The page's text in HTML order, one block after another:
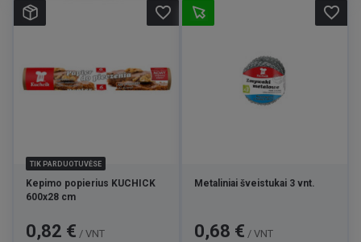
TIK PARDUOTUVĖSE
Kepimo popierius KUCHICK
600x28 cm
Kaina
0,82 € / VNT
favorite_border
Metaliniai šveistukai 3 vnt.
Kaina
0,68 € / VNT
favorite_border